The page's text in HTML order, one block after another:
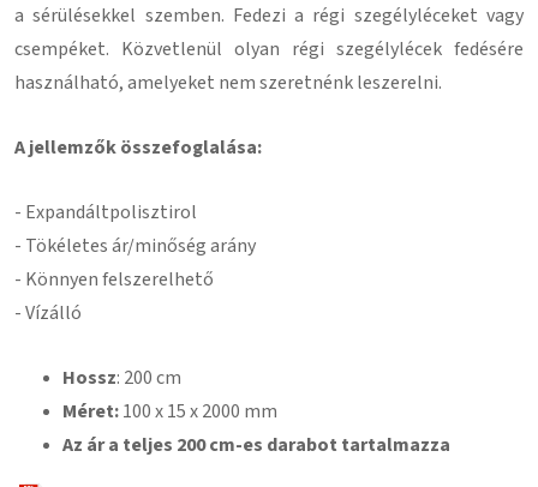
a sérülésekkel szemben. Fedezi a régi szegélyléceket vagy
csempéket. Közvetlenül olyan régi szegélylécek fedésére
használható, amelyeket nem szeretnénk leszerelni.
A jellemzők összefoglalása:
- Expandáltpolisztirol
- Tökéletes ár/minőség arány
- Könnyen felszerelhető
- Vízálló
Hossz: 200 cm
Méret:100x 15 x 2000 mm
Az ár a teljes 200 cm-es darabot tartalmazza